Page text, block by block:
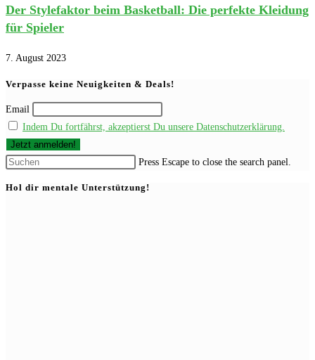
Der Stylefaktor beim Basketball: Die perfekte Kleidung
für Spieler
7. August 2023
Verpasse keine Neuigkeiten & Deals!
Email
Indem Du fortfährst, akzeptierst Du unsere Datenschutzerklärung.
Press Escape to close the search panel.
Hol dir mentale Unterstützung!